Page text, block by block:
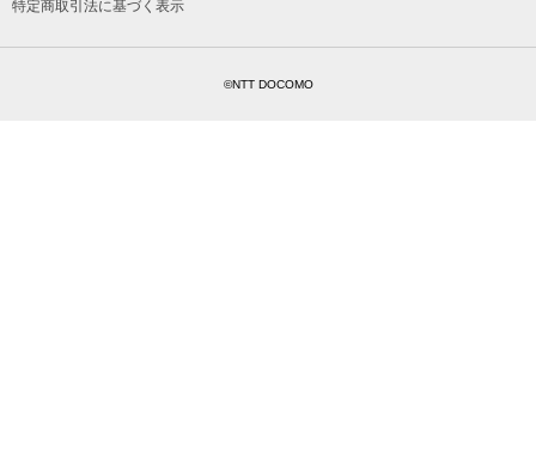
特定商取引法に基づく表示
©NTT DOCOMO